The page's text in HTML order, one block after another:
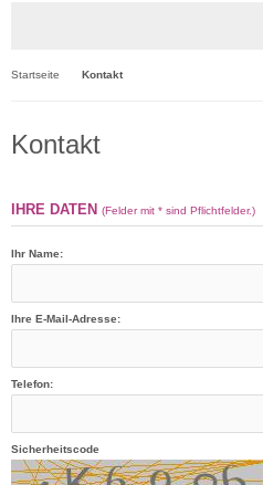
Startseite Kontakt
Kontakt
IHRE DATEN (Felder mit * sind Pflichtfelder.)
Ihr Name:
Ihre E-Mail-Adresse:
Telefon:
Sicherheitscode